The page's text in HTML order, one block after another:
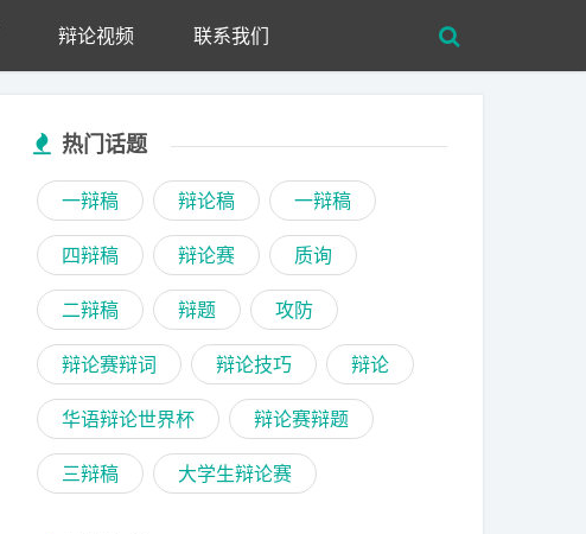
辩论视频 联系我们
热门话题
一辩稿 辩论稿 一辩稿
四辩稿 辩论赛 质询
二辩稿 辩题 攻防
辩论赛辩词 辩论技巧 辩论
华语辩论世界杯 辩论赛辩题
三辩稿 大学生辩论赛